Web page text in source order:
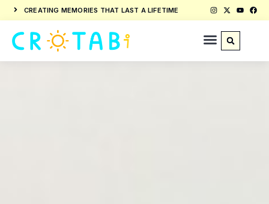
CREATING MEMORIES THAT LAST A LIFETIME